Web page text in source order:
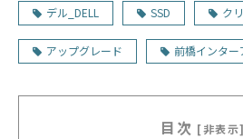
デル_DELL SSD ク
アップグレード 前橋インタ
目次 [非表示]